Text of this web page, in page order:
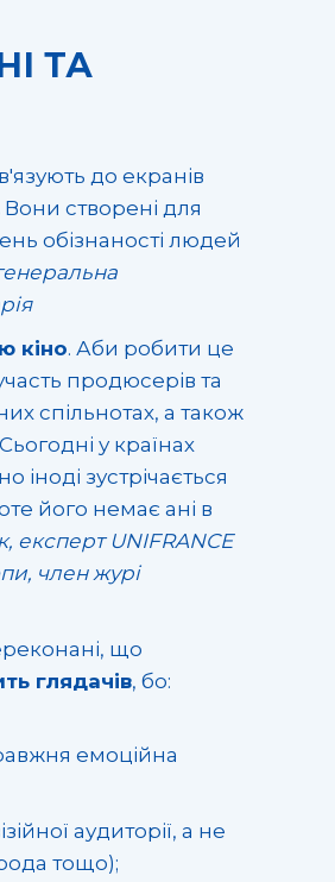
ТА
до екранів
Вони створені для
обізнаності людей
кіно. Аби робити це
продюсерів та
спільнотах, а також
у країнах
іноді зустрічається
його немає ані в
експерт UNIFRANCE
член журі
що
глядачів, бо:
емоційна
аудиторії, а не
тощо);